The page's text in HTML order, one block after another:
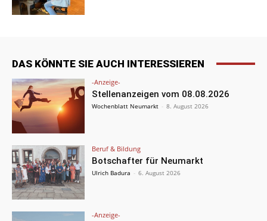
DAS KÖNNTE SIE AUCH INTERESSIEREN
-Anzeige-
Stellenanzeigen vom 08.08.2026
Wochenblatt Neumarkt - 8. August 2026
Beruf & Bildung
Botschafter für Neumarkt
Ulrich Badura - 6. August 2026
-Anzeige-